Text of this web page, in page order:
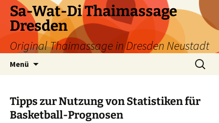
Zum
Inhalt
springen
Sa-Wat-Di Thaimassage
Dresden
Original Thaimassage in Dresden Neustadt
Menü
Suchen
nach:
Tipps zur Nutzung von Statistiken für
Basketball-Prognosen